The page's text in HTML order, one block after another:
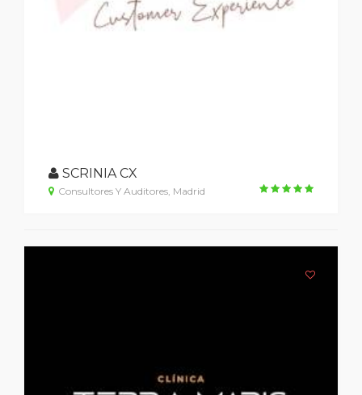
SCRINIA CX
Consultores Y Auditores, Madrid